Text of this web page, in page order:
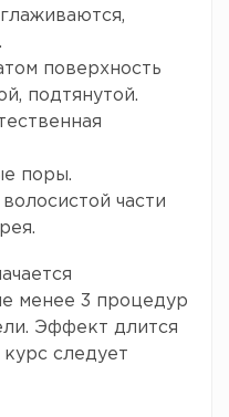
поверхность
подтянутой.
поры.
части
менее 3 процедур
Эффект длится
следует